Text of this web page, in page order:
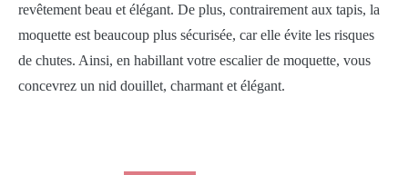
revêtement beau et élégant. De plus, contrairement aux tapis, la
moquette est beaucoup plus sécurisée, car elle évite les risques
de chutes. Ainsi, en habillant votre escalier de moquette, vous
concevrez un nid douillet, charmant et élégant.